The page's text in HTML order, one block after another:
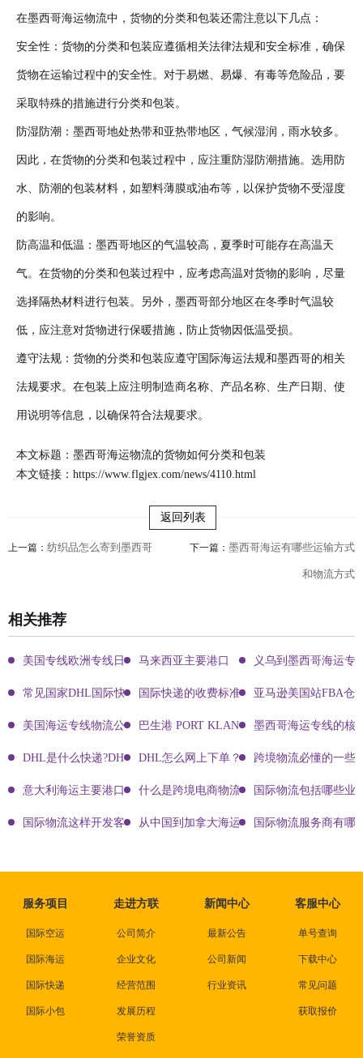
在墨西哥海运物流中，货物的分类和包装还需注意以下几点：
安全性：货物的分类和包装应遵循相关法律法规和安全标准，确保
货物在运输过程中的安全性。对于易燃、易爆、有毒等危险品，要
采取特殊的措施进行分类和包装。
防湿防潮：墨西哥地处热带和亚热带地区，气候湿润，雨水较多。
因此，在货物的分类和包装过程中，应注重防湿防潮措施。选用防
水、防潮的包装材料，如塑料薄膜或油布等，以保护货物不受湿度
的影响。
防高温和低温：墨西哥地区的气温较高，夏季时可能存在高温天
气。在货物的分类和包装过程中，应考虑高温对货物的影响，尽量
选择隔热材料进行包装。另外，墨西哥部分地区在冬季时气温较
低，应注意对货物进行保暖措施，防止货物因低温受损。
遵守法规：货物的分类和包装应遵守国际海运法规和墨西哥的相关
法规要求。在包装上应注明制造商名称、产品名称、生产日期、使
用说明等信息，以确保符合法规要求。
本文标题：墨西哥海运物流的货物如何分类和包装
本文链接： https://www.flgjex.com/news/4110.html
返回列表
上一篇： 纺织品怎么寄到墨西哥 下一篇： 墨西哥海运有哪些运输方式
和物流方式
相关推荐
美国专线欧洲专线日本专线区别马来西亚主要港口 义乌到墨西哥海运专
常见国家DHL国际快递客服热线国际快递的收费标准!四大国际快递的尺寸重
亚马逊美国站FBA仓
美国海运专线物流公司有哪些?巴生港 PORT KLANG 墨西哥海运专线的核
DHL是什么快递?DHL国际快递介绍DHL怎么网上下单？DHL快递寄件有哪些方
跨境物流必懂的一些
意大利海运主要港口有哪些什么是跨境电商物流? 国际物流包括哪些业
国际物流这样开发客户会让你成为销冠从中国到加拿大海运要多久能到达？
国际物流服务商有哪
服务项目
国际空运
国际海运
国际快递
国际小包
走进方联
公司简介
企业文化
经营范围
发展历程
荣誉资质
新闻中心
最新公告
公司新闻
行业资讯
客服中心
单号查询
下载中心
常见问题
获取报价